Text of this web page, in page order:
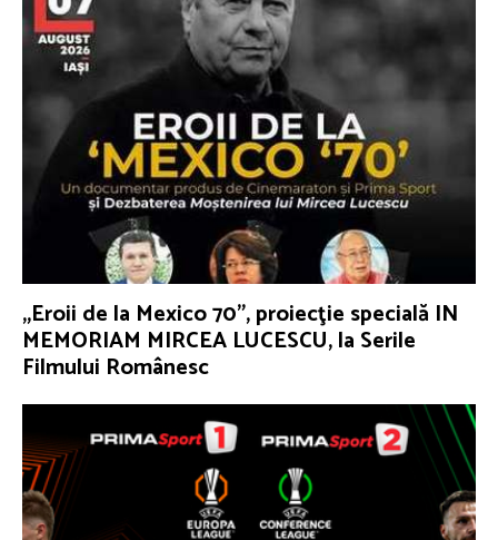
„Eroii de la Mexico 70”, proiecţie specială IN
MEMORIAM MIRCEA LUCESCU, la Serile
Filmului Românesc